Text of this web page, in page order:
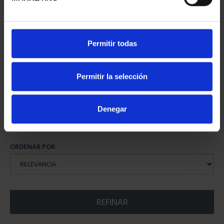
Permitir todas
Permitir la selección
Denegar
CIUDADES PATRIMONIO
73,00 €
ORDENAR POR:
REFINAR